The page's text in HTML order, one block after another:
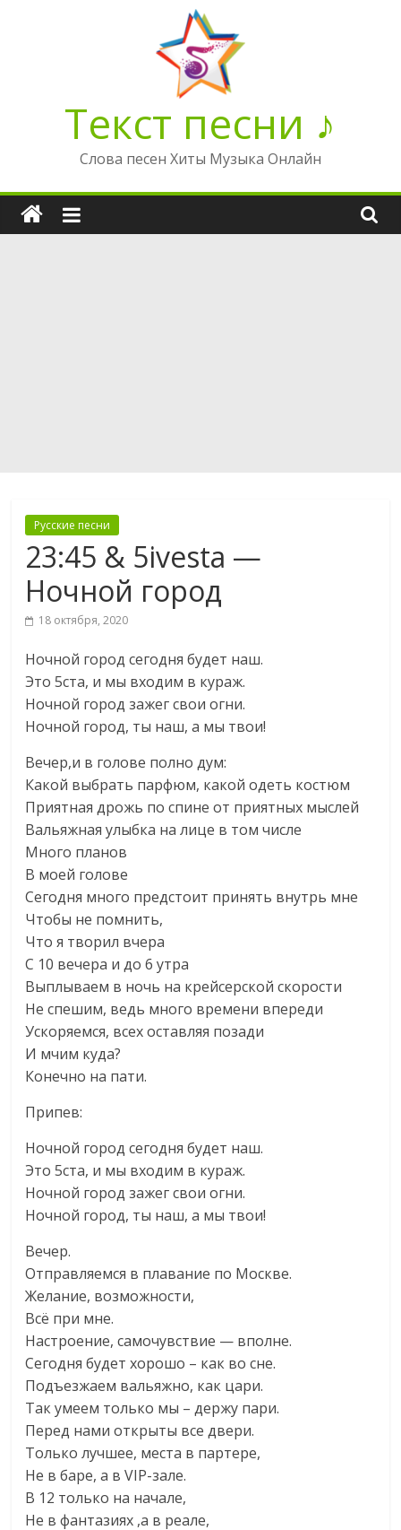
Текст песни ♪
Слова песен Хиты Музыка Онлайн
Русские песни
23:45 & 5ivesta —
Ночной город
18 октября, 2020
Ночной город сегодня будет наш.
Это 5ста, и мы входим в кураж.
Ночной город зажег свои огни.
Ночной город, ты наш, а мы твои!
Вечер,и в голове полно дум:
Какой выбрать парфюм, какой одеть костюм
Приятная дрожь по спине от приятных мыслей
Вальяжная улыбка на лице в том числе
Много планов
В моей голове
Сегодня много предстоит принять внутрь мне
Чтобы не помнить,
Что я творил вчера
С 10 вечера и до 6 утра
Выплываем в ночь на крейсерской скорости
Не спешим, ведь много времени впереди
Ускоряемся, всех оставляя позади
И мчим куда?
Конечно на пати.
Припев:
Ночной город сегодня будет наш.
Это 5ста, и мы входим в кураж.
Ночной город зажег свои огни.
Ночной город, ты наш, а мы твои!
Вечер.
Отправляемся в плавание по Москве.
Желание, возможности,
Всё при мне.
Настроение, самочувствие — вполне.
Сегодня будет хорошо – как во сне.
Подъезжаем вальяжно, как цари.
Так умеем только мы – держу пари.
Перед нами открыты все двери.
Только лучшее, места в партере,
Не в баре, а в VIP-зале.
В 12 только на начале,
Не в фантазиях ,а в реале,